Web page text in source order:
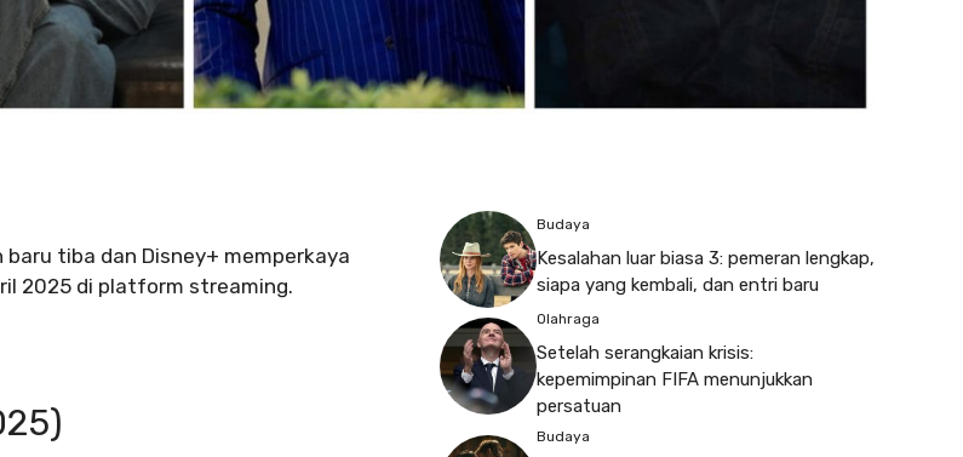
tiba dan Disney+ memperkaya
2025 di platform streaming.
Budaya
Kesalahan luar biasa 3: pemeran lengkap,
siapa yang kembali, dan entri baru
Olahraga
Setelah serangkaian krisis:
kepemimpinan FIFA menunjukkan
persatuan
Budaya